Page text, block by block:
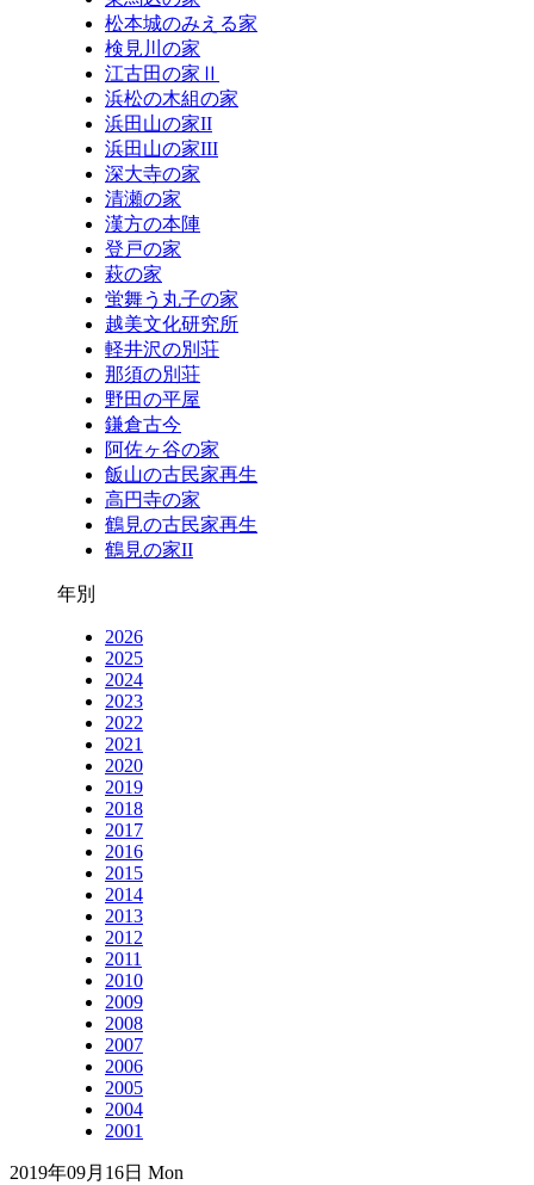
松本城のみえる家
検見川の家
江古田の家Ⅱ
浜松の木組の家
浜田山の家II
浜田山の家III
深大寺の家
清瀬の家
漢方の本陣
登戸の家
萩の家
蛍舞う丸子の家
越美文化研究所
軽井沢の別荘
那須の別荘
野田の平屋
鎌倉古今
阿佐ヶ谷の家
飯山の古民家再生
高円寺の家
鶴見の古民家再生
鶴見の家II
年別
2026
2025
2024
2023
2022
2021
2020
2019
2018
2017
2016
2015
2014
2013
2012
2011
2010
2009
2008
2007
2006
2005
2004
2001
2019年09月16日 Mon